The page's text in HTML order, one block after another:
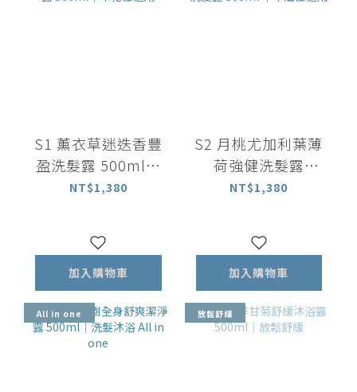
S1 薰衣草迷迭香豐
盈洗髮露 500ml｜
中乾性適用
NT$1,380
加入購物車
S2 月桃尤加利葉薄
荷強健洗髮露
500ml ｜中油性適
NT$1,380
加入購物車
All in one 放鬆舒緩